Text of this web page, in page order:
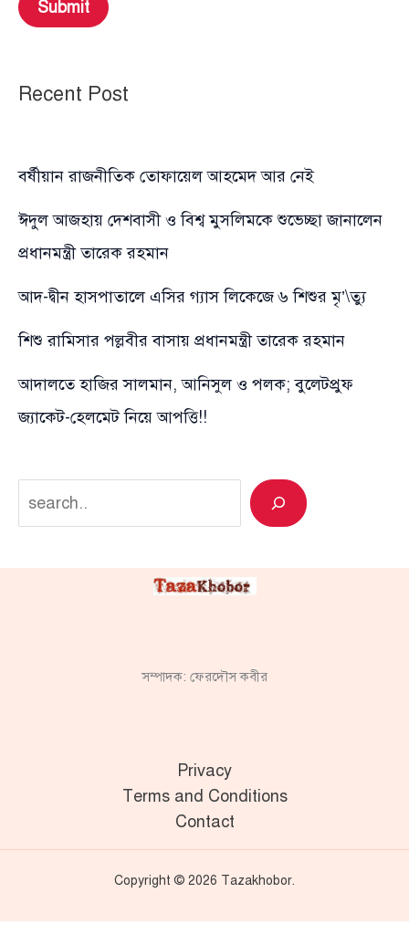
Submit
Recent Post
বর্ষীয়ান রাজনীতিক তোফায়েল আহমেদ আর নেই
ঈদুল আজহায় দেশবাসী ও বিশ্ব মুসলিমকে শুভেচ্ছা জানালেন
প্রধানমন্ত্রী তারেক রহমান
আদ-দ্বীন হাসপাতালে এসির গ্যাস লিকেজে ৬ শিশুর মৃ’\ত্যু
শিশু রামিসার পল্লবীর বাসায় প্রধানমন্ত্রী তারেক রহমান
আদালতে হাজির সালমান, আনিসুল ও পলক; বুলেটপ্রুফ
জ্যাকেট-হেলমেট নিয়ে আপত্তি!!
Search
সম্পাদক: ফেরদৌস কবীর
Privacy
Terms and Conditions
Contact
Copyright © 2026 Tazakhobor.